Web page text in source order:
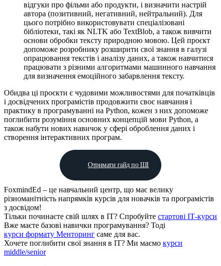
відгуки про фільми або продукти, і визначити настрій
автора (позитивний, негативний, нейтральний). Для
цього потрібно використовувати спеціалізовані
бібліотеки, такі як NLTK або TextBlob, а також вивчити
основи обробки тексту природною мовою. Цей проєкт
допоможе розробнику розширити свої знання в галузі
опрацювання текстів і аналізу даних, а також навчитися
працювати з різними алгоритмами машинного навчання
для визначення емоційного забарвлення тексту.
Обидва ці проєкти є чудовими можливостями для початківців
і досвідчених програмістів продовжити своє навчання і
практику в програмуванні на Python, кожен з них допоможе
поглибити розуміння основних концепцій мови Python, а
також набути нових навичок у сфері оброблення даних і
створення інтерактивних програм.
Отримати гайд по ШІ
FoxmindEd – це навчальний центр, що має велику
різноманітність напрямків курсів для новачків та програмістів
з досвідом!
Тільки починаєте свій шлях в ІТ? Спробуйте стартові ІТ-курси
Вже маєте базові навички програмування? Тоді
курси формату Менторинг саме для вас.
Хочете поглибити свої знання в ІТ? Ми маємо курси
middle/senior